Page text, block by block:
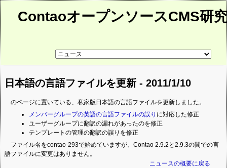
ContaoオープンソースCMS研
リ
ペ
ー
日本語の言語ファイルを更新 - 2011/1/10
のページに置いている、私家版日本語の言語ファイルを更新しました。
メンバーグループの英語の言語ファイルの誤り に対応した修正
ユーザーグループに翻訳の漏れがあったのを修正
テンプレートの管理の翻訳の誤りを修正
ファイル名をcontao-293で始めていますが、Contao 2.9.2と2.9.3の間での言
語ファイルに変更はありません。
ニュースの概要に戻る